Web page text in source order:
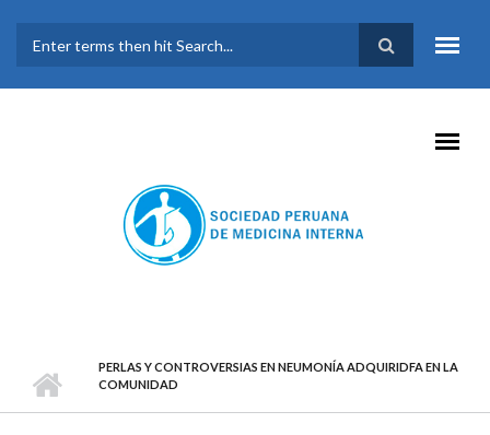
FORMULARIO DE
BÚSQUEDA
PERLAS Y CONTROVERSIAS EN NEUMONÍA ADQUIRIDFA EN LA
COMUNIDAD